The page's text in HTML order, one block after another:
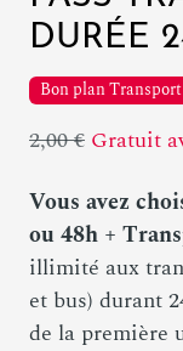
DURÉE
Bon plan Transport
2,00 € Gratuit
Vous avez
ou 48h +
illimité aux
et bus) durant
de la première